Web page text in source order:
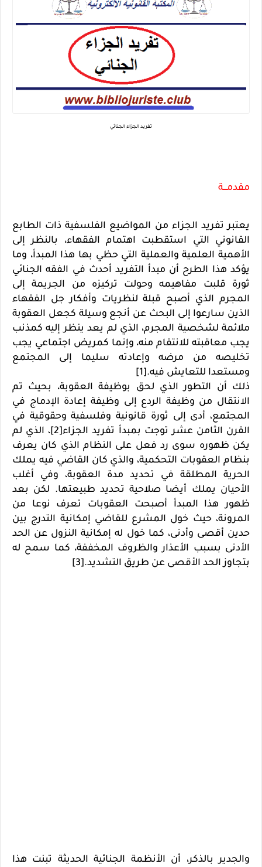
تفريد الجزاء الجنائي
مقدمـــة
يعتبر تفريد الجزاء من المواضيع الفلسفية ذات الطابع
القانوني التي استقطبت اهتمام الفقهاء، بالنظر إلى
الأهمية العلمية والعملية التي حظي بها هذا المبدأ، وما
يؤكد هذا الطرح أن مبدأ التفريد أحدث في الفقه الجنائي
ثورة قلبت مفاهيمه وحولت تركيزه من الجريمة إلى
المجرم الذي أصبح قبلة لنظريات وأفكار جل الفقهاء
الذين سارعوا إلى البحث عن أنجع وسيلة كجعل العقوبة
ملائمة لشخصية المجرم، الذي لم يعد ينظر إليه كمذنب
يجب معاقبته للانتقام منه، وإنما كمريض اجتماعي يجب
تخليصه من مرضه وإعادته سليما إلى المجتمع
ومستعدا للتعايش فيه.[1]
ذلك أن التطور الذي لحق بوظيفة العقوبة، بحيث تم
الانتقال من وظيفة الردع إلى وظيفة إعادة الإدماج في
المجتمع، أدى إلى ثورة قانونية وفلسفية وحقوقية في
القرن الثامن عشر توجت بمبدأ تفريد الجزاء[2]، الذي لم
يكن ظهوره سوى رد فعل على النظام الذي كان يعرف
بنظام العقوبات التحكمية، والذي كان القاضي فيه يملك
الحرية المطلقة في تحديد مدة العقوبة، وفي أغلب
الأحيان يملك أيضا صلاحية تحديد طبيعتها. لكن بعد
ظهور هذا المبدأ أصبحت العقوبات تعرف نوعا من
المرونة، حيث خول المشرع للقاضي إمكانية التدرج بين
حدين أقصى وأدنى، كما خول له إمكانية النزول عن الحد
الأدنى بسبب الأعذار والظروف المخففة، كما سمح له
بتجاوز الحد الأقصى عن طريق التشديد.[3]
والجدير بالذكر، أن الأنظمة الجنائية الحديثة تبنت هذا